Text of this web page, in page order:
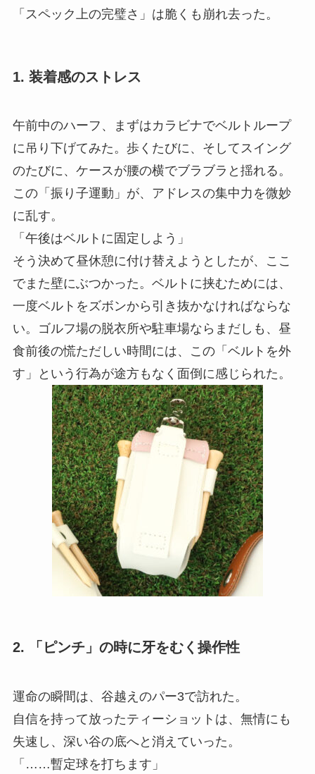
「スペック上の完璧さ」は脆くも崩れ去った。
1. 装着感のストレス
午前中のハーフ、まずはカラビナでベルトループ
に吊り下げてみた。歩くたびに、そしてスイング
のたびに、ケースが腰の横でブラブラと揺れる。
この「振り子運動」が、アドレスの集中力を微妙
に乱す。
「午後はベルトに固定しよう」
そう決めて昼休憩に付け替えようとしたが、ここ
でまた壁にぶつかった。ベルトに挟むためには、
一度ベルトをズボンから引き抜かなければならな
い。ゴルフ場の脱衣所や駐車場ならまだしも、昼
食前後の慌ただしい時間には、この「ベルトを外
す」という行為が途方もなく面倒に感じられた。
2. 「ピンチ」の時に牙をむく操作性
運命の瞬間は、谷越えのパー3で訪れた。
自信を持って放ったティーショットは、無情にも
失速し、深い谷の底へと消えていった。
「……暫定球を打ちます」